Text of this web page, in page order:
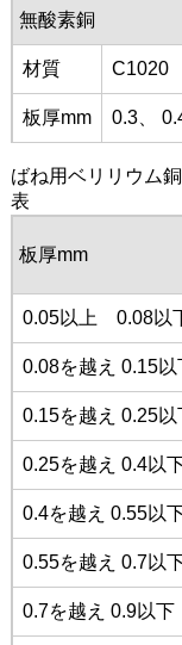
無酸素銅
材質 C1020
板厚mm 0.3、
ばね用ベリリウム
表
板厚mm
0.05以上 0.08以
0.08を越え 0.15以
0.15を越え 0.25以
0.25を越え 0.4以
0.4を越え 0.55以
0.55を越え 0.7以
0.7を越え 0.9以下